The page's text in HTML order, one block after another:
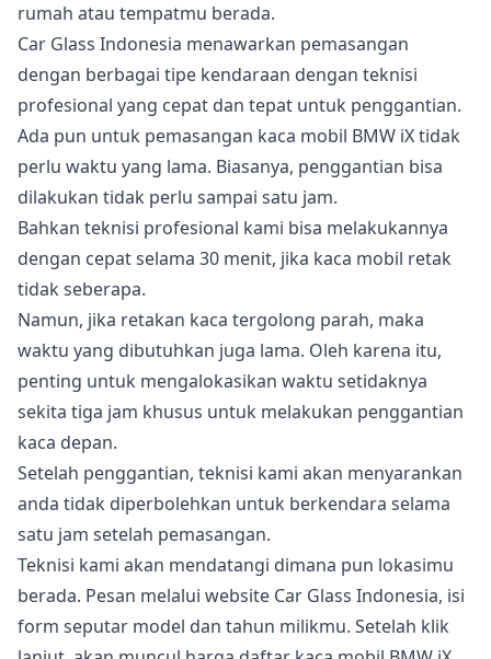
rumah atau tempatmu berada.
Car Glass Indonesia menawarkan pemasangan
dengan berbagai tipe kendaraan dengan teknisi
profesional yang cepat dan tepat untuk penggantian.
Ada pun untuk pemasangan kaca mobil BMW iX tidak
perlu waktu yang lama. Biasanya, penggantian bisa
dilakukan tidak perlu sampai satu jam.
Bahkan teknisi profesional kami bisa melakukannya
dengan cepat selama 30 menit, jika kaca mobil retak
tidak seberapa.
Namun, jika retakan kaca tergolong parah, maka
waktu yang dibutuhkan juga lama. Oleh karena itu,
penting untuk mengalokasikan waktu setidaknya
sekita tiga jam khusus untuk melakukan penggantian
kaca depan.
Setelah penggantian, teknisi kami akan menyarankan
anda tidak diperbolehkan untuk berkendara selama
satu jam setelah pemasangan.
Teknisi kami akan mendatangi dimana pun lokasimu
berada. Pesan melalui website Car Glass Indonesia, isi
form seputar model dan tahun milikmu. Setelah klik